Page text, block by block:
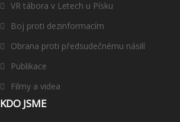
VR tábora v Letech u Písku
Boj proti dezinformacím
Obrana proti předsudečnému násilí
Publikace
Filmy a videa
KDO JSME